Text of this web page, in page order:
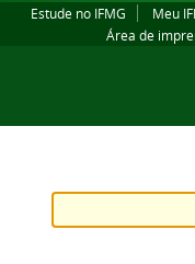
Estude no IFMG Meu
Área de